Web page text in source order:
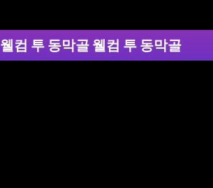
웰컴 투 동막골 웰컴 투 동막골